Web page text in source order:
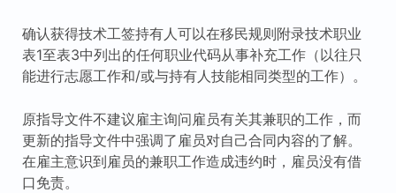
确认获得技术工签持有人可以在移民规则附录技术职业
表1至表3中列出的任何职业代码从事补充工作（以往只
能进行志愿工作和/或与持有人技能相同类型的工作）。
原指导文件不建议雇主询问雇员有关其兼职的工作，而
更新的指导文件中强调了雇员对自己合同内容的了解。
在雇主意识到雇员的兼职工作造成违约时，雇员没有借
口免责。